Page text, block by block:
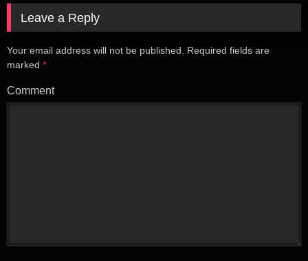
Leave a Reply
Your email address will not be published.
Required fields are
marked *
Comment